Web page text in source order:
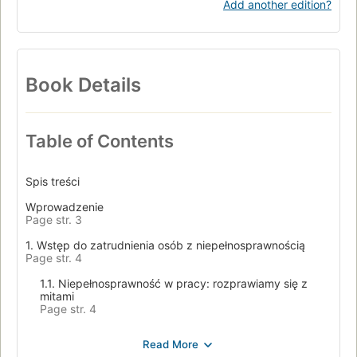
autentycznego zaangażowania społecznego.
w przypadku zmian w prawie. Prosimy w związku z tym o
informacji, szczególnie po upływie dłuższego czasu od
Zapraszamy do lektury
Add another edition?
Book Details
Table of Contents
Spis treści
Wprowadzenie
Page str. 3
1. Wstęp do zatrudnienia osób z niepełnosprawnością
Page str. 4
1.1. Niepełnosprawność w pracy: rozprawiamy się z
mitami
Page str. 4
niepełnosprawnością